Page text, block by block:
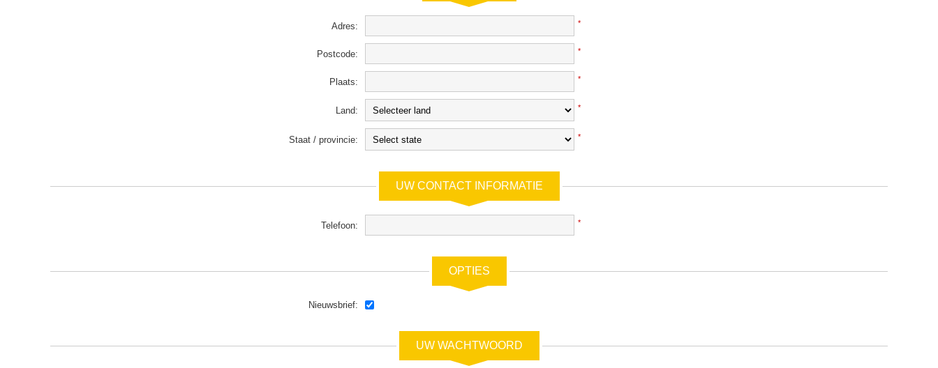
Adres: *
Postcode: *
Plaats: *
Land: *
Staat / provincie: *
UW CONTACT INFORMATIE
Telefoon: *
OPTIES
Nieuwsbrief:
UW WACHTWOORD